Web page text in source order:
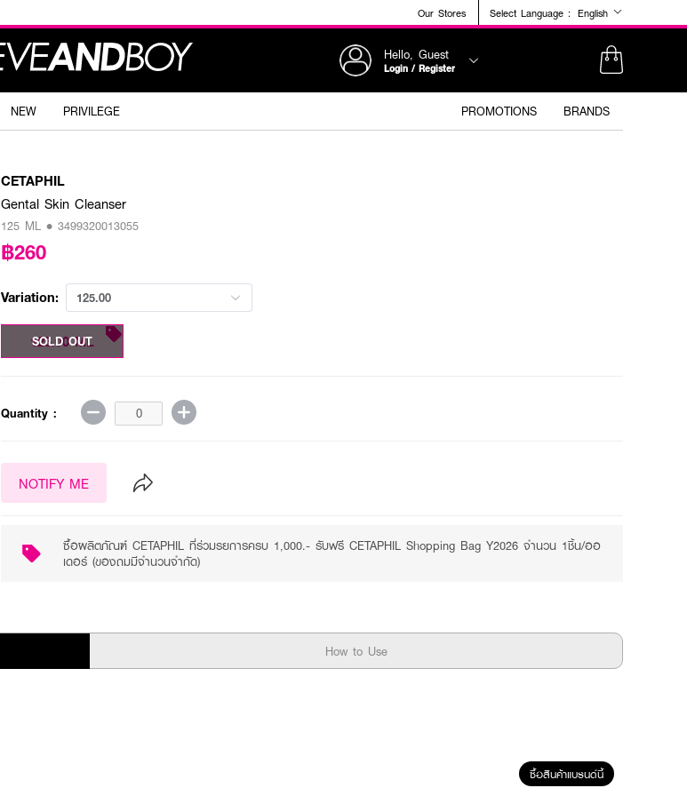
Our Stores Select Language : English
Hello, Guest
Login / Register
NEW PRIVILEGE PROMOTIONS BRANDS
Purchase ฿1000+
CETAPHIL
Gental Skin Cleanser
125 ML • 3499320013055
฿260
Variation: 125.00
125.00 ML
SOLD OUT
Quantity :
NOTIFY ME
ซื้อผลิตภัณฑ์ CETAPHIL ที่ร่วมรยการครบ 1,000.- รับฟรี CETAPHIL Shopping Bag Y2026 จำนวน 1ชิ้น/ออ
เดอร์ (ของถมมีจำนวนจำกัด)
How to Use
ซื้อสินค้าแบรนด์นี้